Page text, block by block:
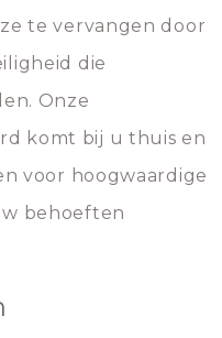
te vervangen door
die
Onze
komt bij u thuis en
voor hoogwaardige
behoeften